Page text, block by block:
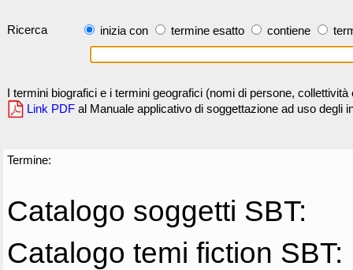
Ricerca inizia con termine esatto contiene
I termini biografici e i termini geografici (nomi di persone,
Link PDF al Manuale applicativo di soggettazione ad uso degli
Termine:
Catalogo soggetti SBT:
Catalogo temi fiction SBT: